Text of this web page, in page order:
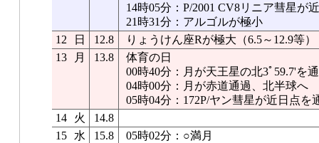
14時05分：P/2001 CV8リニア彗星が
21時31分：アルゴルが極小
12
日 12.8
りょうけん座Rが極大（6.5～12.9等）
13
月 13.8
体育の日
00時40分：月が天王星の北3ﾟ59.7'を
04時00分：月が赤道通過、北半球へ
05時04分：172P/ヤン彗星が近日点を
14
火
14.8
15
水 15.8
05時02分：○満月